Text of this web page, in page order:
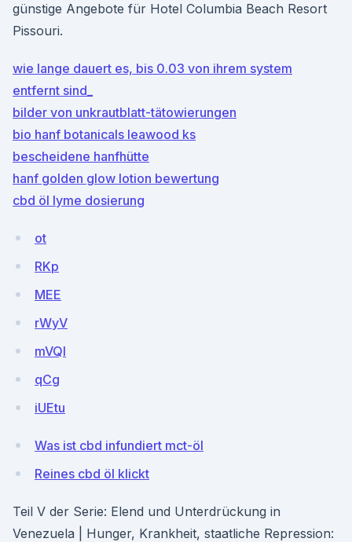
günstige Angebote für Hotel Columbia Beach Resort
Pissouri.
wie lange dauert es, bis 0.03 von ihrem system
entfernt sind_
bilder von unkrautblatt-tätowierungen
bio hanf botanicals leawood ks
bescheidene hanfhütte
hanf golden glow lotion bewertung
cbd öl lyme dosierung
ot
RKp
MEE
rWyV
mVQl
qCg
iUEtu
Was ist cbd infundiert mct-öl
Reines cbd öl klickt
Teil V der Serie: Elend und Unterdrückung in
Venezuela | Hunger, Krankheit, staatliche Repression: